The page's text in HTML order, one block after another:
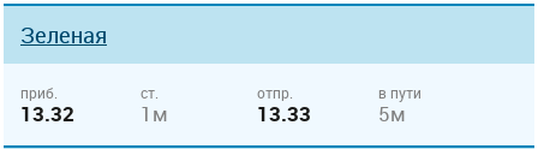
Зеленая
приб.
13.32
ст.
1м
отпр.
13.33
в пути
5м